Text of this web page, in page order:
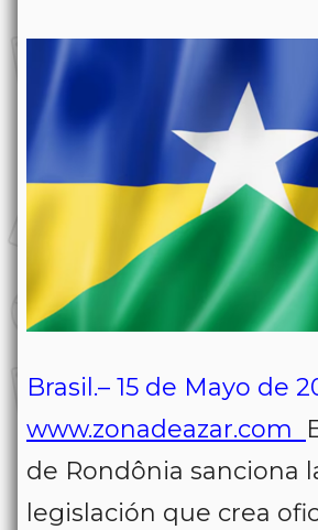
Brasil.– 15 de Mayo de
www.zonadeazar.com
de Rondônia sanciona
legislación que crea